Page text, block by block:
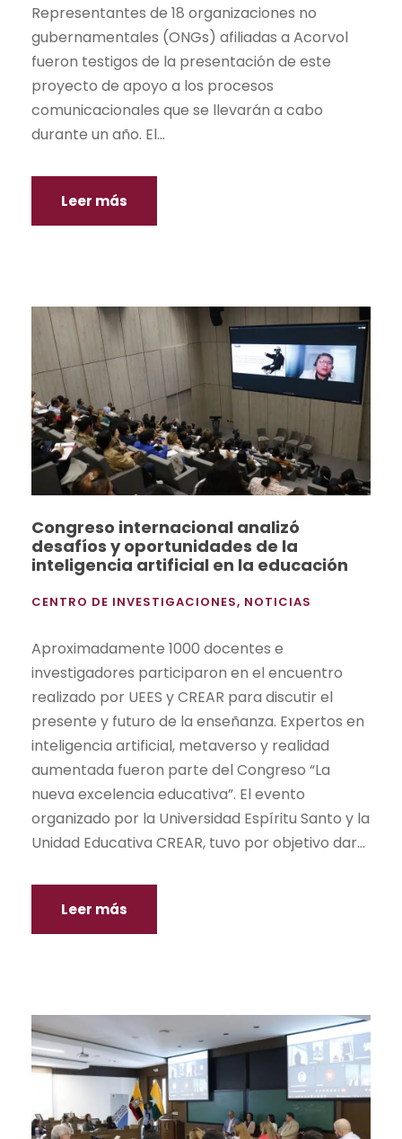
Representantes de 18 organizaciones no
gubernamentales (ONGs) afiliadas a Acorvol
fueron testigos de la presentación de este
proyecto de apoyo a los procesos
comunicacionales que se llevarán a cabo
durante un año. El...
Leer más
Congreso internacional analizó
desafíos y oportunidades de la
inteligencia artificial en la educación
CENTRO DE INVESTIGACIONES, NOTICIAS
Aproximadamente 1000 docentes e
investigadores participaron en el encuentro
realizado por UEES y CREAR para discutir el
presente y futuro de la enseñanza. Expertos en
inteligencia artificial, metaverso y realidad
aumentada fueron parte del Congreso “La
nueva excelencia educativa”. El evento
organizado por la Universidad Espíritu Santo y la
Unidad Educativa CREAR, tuvo por objetivo dar...
Leer más